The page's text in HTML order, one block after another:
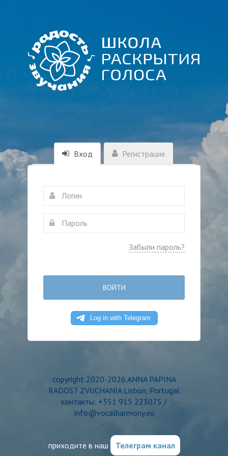
Вход Регистрация
Забыли пароль?
ВОЙТИ
copyright 2020-2026 ANNA PAPINA
RADOST ZVUCHANIA Lisbon, Portugal
контакты: +351 915 223075 /
info@vocalharmony.eu
приходите в наш Телеграм канал